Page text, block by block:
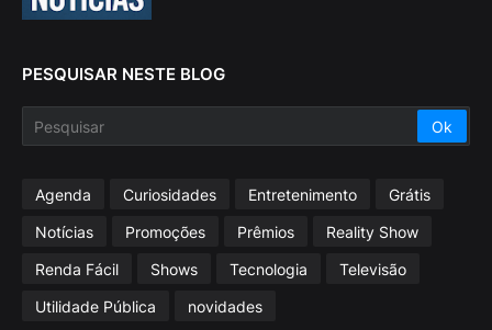
PESQUISAR NESTE BLOG
Agenda Curiosidades Entretenimento
Grátis
Notícias
Promoções Prêmios
Reality Show
Renda Fácil
Shows Tecnologia
Televisão
Utilidade Pública
novidades